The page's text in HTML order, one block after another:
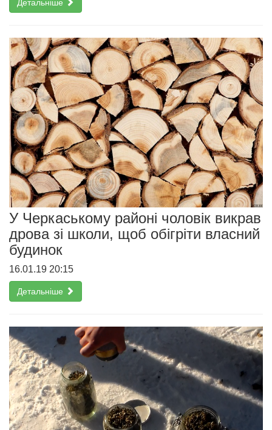
Детальніше
У Черкаському районі чоловік викрав
дрова зі школи, щоб обігріти власний
будинок
16.01.19 20:15
Детальніше